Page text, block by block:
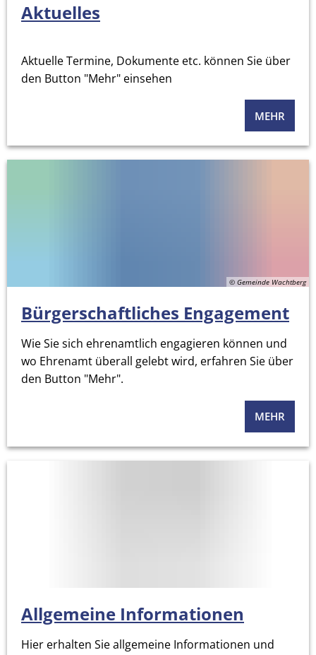
Aktuelles
Aktuelle Termine, Dokumente etc. können Sie über
den Button "Mehr" einsehen
MEHR
© Gemeinde Wachtberg
Bürgerschaftliches Engagement
Wie Sie sich ehrenamtlich engagieren können und
wo Ehrenamt überall gelebt wird, erfahren Sie über
den Button "Mehr".
MEHR
Allgemeine Informationen
Hier erhalten Sie allgemeine Informationen und